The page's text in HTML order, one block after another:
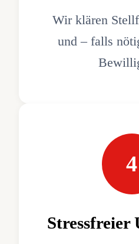
Wir klären
und – falls
4
Stressfreier